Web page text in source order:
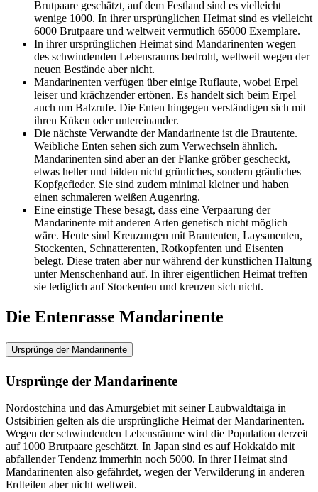
Brutpaare geschätzt, auf dem Festland sind es vielleicht
wenige 1000. In ihrer ursprünglichen Heimat sind es vielleicht
6000 Brutpaare und weltweit vermutlich 65000 Exemplare.
In ihrer ursprünglichen Heimat sind Mandarinenten wegen
des schwindenden Lebensraums bedroht, weltweit wegen der
neuen Bestände aber nicht.
Mandarinenten verfügen über einige Ruflaute, wobei Erpel
leiser und krächzender ertönen. Es handelt sich beim Erpel
auch um Balzrufe. Die Enten hingegen verständigen sich mit
ihren Küken oder untereinander.
Die nächste Verwandte der Mandarinente ist die Brautente.
Weibliche Enten sehen sich zum Verwechseln ähnlich.
Mandarinenten sind aber an der Flanke gröber gescheckt,
etwas heller und bilden nicht grünliches, sondern gräuliches
Kopfgefieder. Sie sind zudem minimal kleiner und haben
einen schmaleren weißen Augenring.
Eine einstige These besagt, dass eine Verpaarung der
Mandarinente mit anderen Arten genetisch nicht möglich
wäre. Heute sind Kreuzungen mit Brautenten, Laysanenten,
Stockenten, Schnatterenten, Rotkopfenten und Eisenten
belegt. Diese traten aber nur während der künstlichen Haltung
unter Menschenhand auf. In ihrer eigentlichen Heimat treffen
sie lediglich auf Stockenten und kreuzen sich nicht.
Die Entenrasse Mandarinente
Ursprünge der Mandarinente
Ursprünge der Mandarinente
Nordostchina und das Amurgebiet mit seiner Laubwaldtaiga in
Ostsibirien gelten als die ursprüngliche Heimat der Mandarinenten.
Wegen der schwindenden Lebensräume wird die Population derzeit
auf 1000 Brutpaare geschätzt. In Japan sind es auf Hokkaido mit
abfallender Tendenz immerhin noch 5000. In ihrer Heimat sind
Mandarinenten also gefährdet, wegen der Verwilderung in anderen
Erdteilen aber nicht weltweit.